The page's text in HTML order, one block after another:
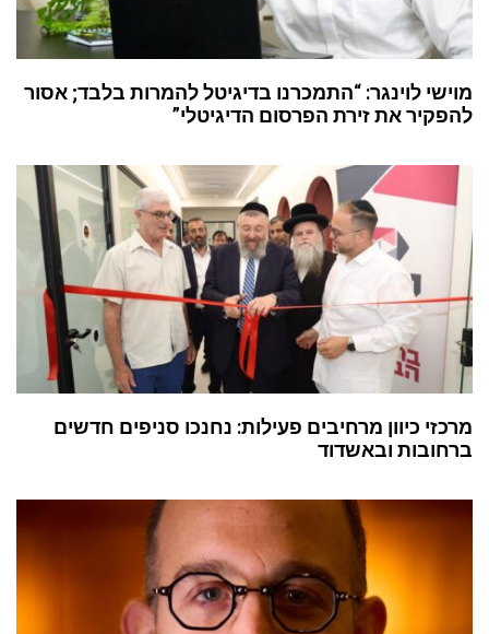
מוישי לוינגר: “התמכרנו בדיגיטל להמרות בלבד; אסור
להפקיר את זירת הפרסום הדיגיטלי”
מרכזי כיוון מרחיבים פעילות: נחנכו סניפים חדשים
ברחובות ובאשדוד